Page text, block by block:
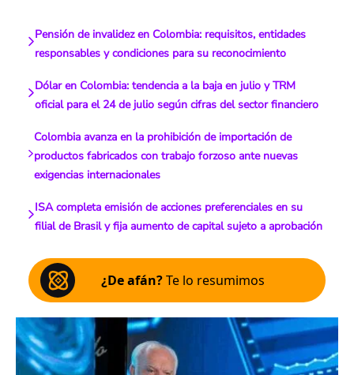
Pensión de invalidez en Colombia: requisitos, entidades
responsables y condiciones para su reconocimiento
Dólar en Colombia: tendencia a la baja en julio y TRM
oficial para el 24 de julio según cifras del sector financiero
Colombia avanza en la prohibición de importación de
productos fabricados con trabajo forzoso ante nuevas
exigencias internacionales
ISA completa emisión de acciones preferenciales en su
filial de Brasil y fija aumento de capital sujeto a aprobación
¿De afán?Te lo resumimos